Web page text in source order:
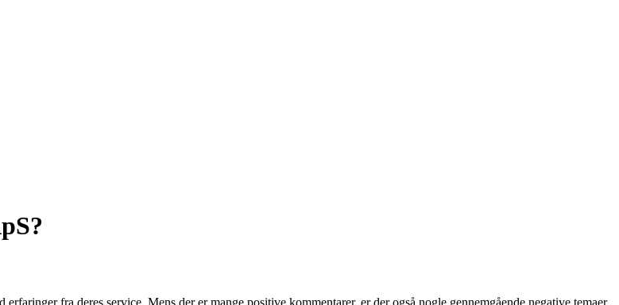
fra deres service. Mens der er mange positive kommentarer, er der også nogle gennemgående negative temaer,